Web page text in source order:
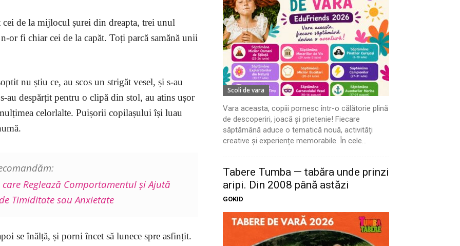
de la mijlocul șurei din dreapta, trei unul
or fi chiar cei de la capăt. Toți parcă samănă unii
nu știu ce, au scos un strigăt vesel, și s-au
au despărțit pentru o clipă din stol, au atins ușor
celorlalte. Puișorii copilașului își luau
Reglează Comportamentul și Ajută
Timiditate sau Anxietate
se înălță, și porni încet să lunece spre asfințit.
Scoli de vara
Vara aceasta, copiii pornesc într-o călătorie plină
de descoperiri, joacă și prietenie! Fiecare
săptămână aduce o tematică nouă, activități
creative și experiențe memorabile. În cele...
Tabere Tumba — tabăra unde prinzi
aripi. Din 2008 până astăzi
GOKID